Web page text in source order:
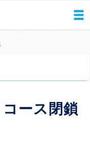
ース閉鎖